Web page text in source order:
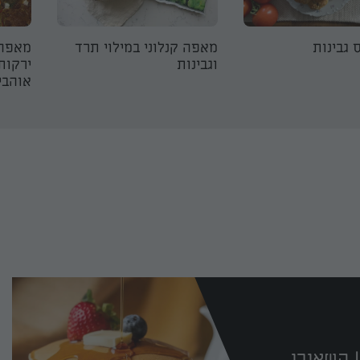
גבינות
מאפה קנלוני במילוי תרד
וגבינות